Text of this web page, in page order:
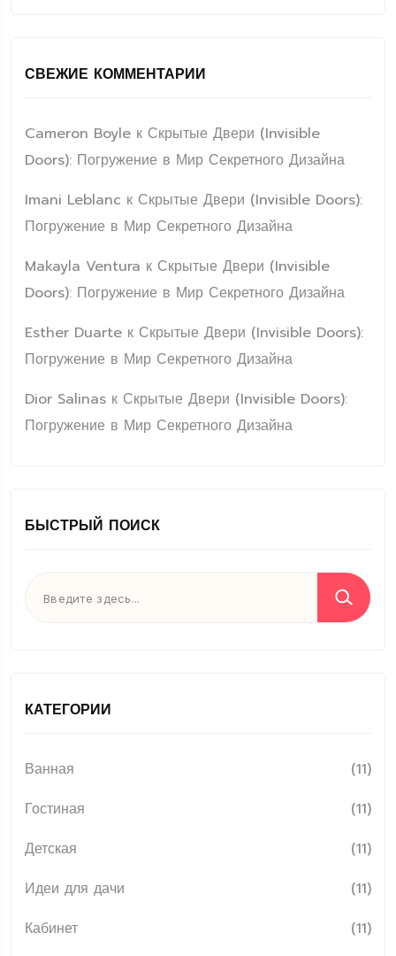
СВЕЖИЕ КОММЕНТАРИИ
Cameron Boyle к Скрытые Двери (Invisible
Doors): Погружение в Мир Секретного Дизайна
Imani Leblanc к Скрытые Двери (Invisible Doors):
Погружение в Мир Секретного Дизайна
Makayla Ventura к Скрытые Двери (Invisible
Doors): Погружение в Мир Секретного Дизайна
Esther Duarte к Скрытые Двери (Invisible Doors):
Погружение в Мир Секретного Дизайна
Dior Salinas к Скрытые Двери (Invisible Doors):
Погружение в Мир Секретного Дизайна
БЫСТРЫЙ ПОИСК
КАТЕГОРИИ
Ванная
(11)
Гостиная
(11)
Детская
(11)
Идеи для дачи
(11)
Кабинет
(11)